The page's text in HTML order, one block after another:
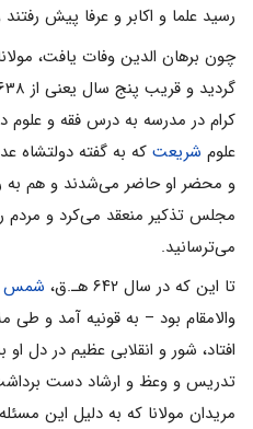
رسید علما و اکابر و عرفا پیش
چون برهان الدین وفات یافت،
کرام در مدرسه به درس فقه و
علوم شریعت
و محضر او حاضر می‌شدند و هم به
مجلس تذکیر منعقد می‌کرد و مردم
می‌ترسانید.
تا این که در سال ۶۴۲ هـ.ق،
شمس
والامقام بود – به قونیه آمد و طی
افتاد، شور و انقلابی عظیم در دل
تدریس و وعظ و ارشاد دست
مریدان مولانا که به دلیل این